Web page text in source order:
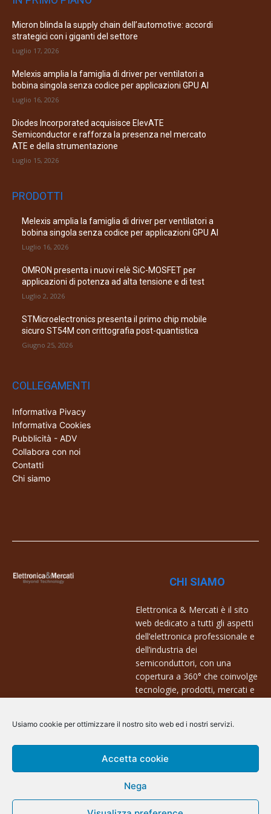
Usiamo cookie per ottimizzare il nostro sito web ed i nostri servizi.
Accetta cookie
Nega
Micron blinda la supply chain dell’automotive: accordi
strategici con i giganti del settore
Luglio 17, 2026
Melexis amplia la famiglia di driver per ventilatori a
bobina singola senza codice per applicazioni GPU AI
Luglio 16, 2026
Diodes Incorporated acquisisce ElevATE
Semiconductor e rafforza la presenza nel mercato
ATE e della strumentazione
Luglio 15, 2026
PRODOTTI
Melexis amplia la famiglia di driver per ventilatori a
bobina singola senza codice per applicazioni GPU AI
Luglio 16, 2026
OMRON presenta i nuovi relè SiC-MOSFET per
applicazioni di potenza ad alta tensione e di test
Luglio 2, 2026
STMicroelectronics presenta il primo chip mobile
sicuro ST54M con crittografia post-quantistica
Giugno 25, 2026
COLLEGAMENTI
Informativa Pivacy
Informativa Cookies
Pubblicità - ADV
Collabora con noi
Contatti
Chi siamo
CHI SIAMO
Elettronica & Mercati è il sito
web dedicato a tutti gli aspetti
dell’elettronica professionale e
dell’industria dei
semiconduttori, con una
copertura a 360° che coinvolge
tecnologie, prodotti, mercati e
Contatti:
info@arscommunication.it